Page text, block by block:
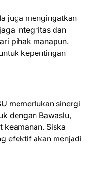
juga mengingatkan
integritas dan
pihak manapun.
kepentingan
memerlukan sinergi
dengan Bawaslu,
keamanan. Siska
efektif akan menjadi